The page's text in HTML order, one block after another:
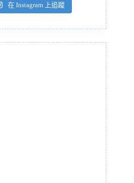
在 Instagram 上追蹤